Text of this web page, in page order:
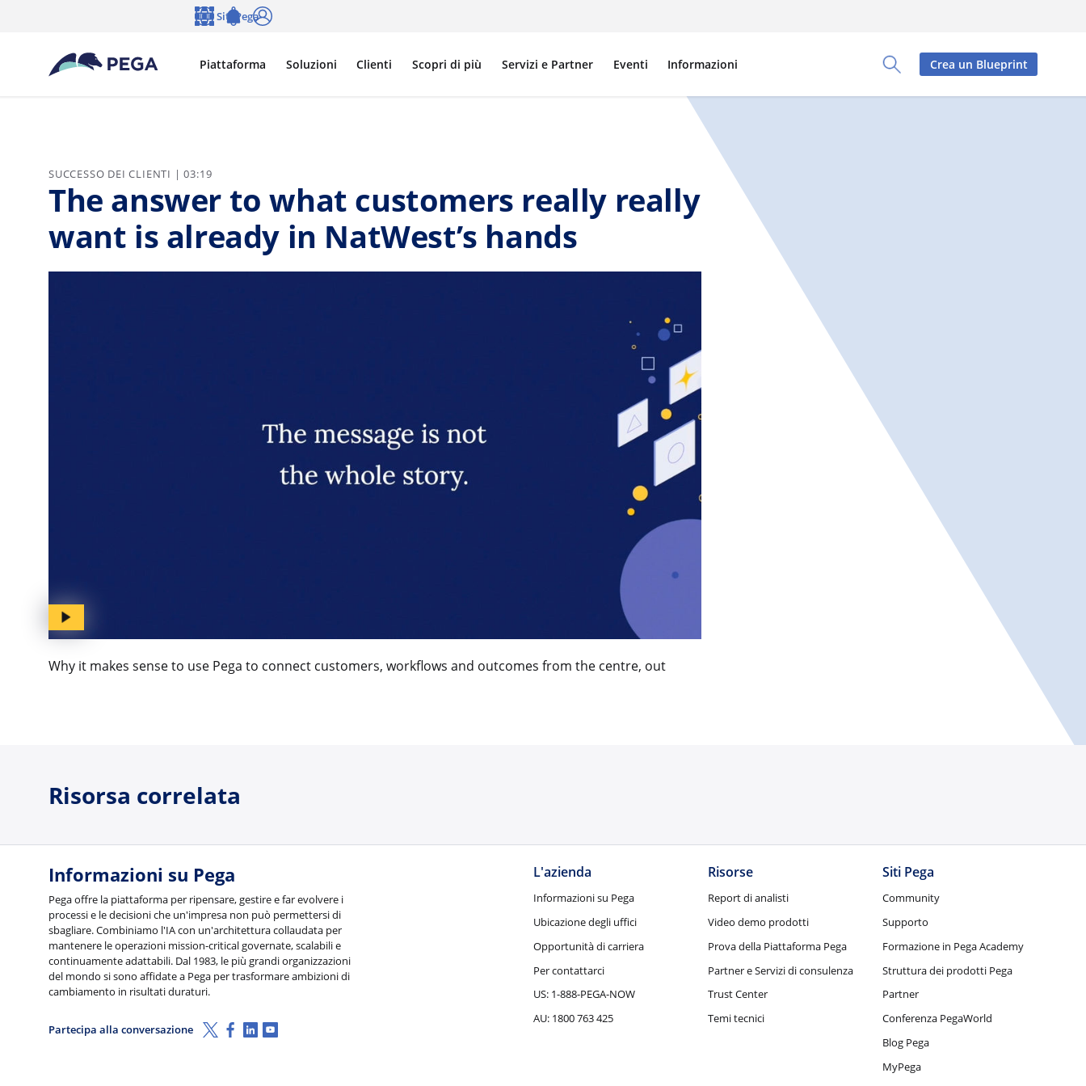
Vai direttamente al contenuto principale
Toggle Search Panel
Piattaforma Soluzioni Clienti Scopri di più Servizi e Partner Eventi Informazioni
Siti Pega
Crea un Blueprint
SUCCESSO DEI CLIENTI | 03:19
The answer to what customers really really
want is already in NatWest’s hands
Why it makes sense to use Pega to connect customers, workflows and outcomes from the centre, out
Risorsa correlata
Informazioni su Pega
Pega offre la piattaforma per ripensare, gestire e far evolvere i
processi e le decisioni che un'impresa non può permettersi di
sbagliare. Combiniamo l'IA con un'architettura collaudata per
mantenere le operazioni mission-critical governate, scalabili e
continuamente adattabili. Dal 1983, le più grandi organizzazioni
del mondo si sono affidate a Pega per trasformare ambizioni di
cambiamento in risultati duraturi.
Partecipa alla conversazione X (Twitter)
Facebook
Linkedin
Youtube
L'azienda
Informazioni su Pega
Ubicazione degli uffici
Opportunità di carriera
Per contattarci
US: 1-888-PEGA-NOW
AU: 1800 763 425
Risorse
Report di analisti
Video demo prodotti
Prova della Piattaforma Pega
Partner e Servizi di consulenza
Trust Center
Temi tecnici
Siti Pega
Community
Supporto
Formazione in Pega Academy
Struttura dei prodotti Pega
Partner
Conferenza PegaWorld
Blog Pega
MyPega